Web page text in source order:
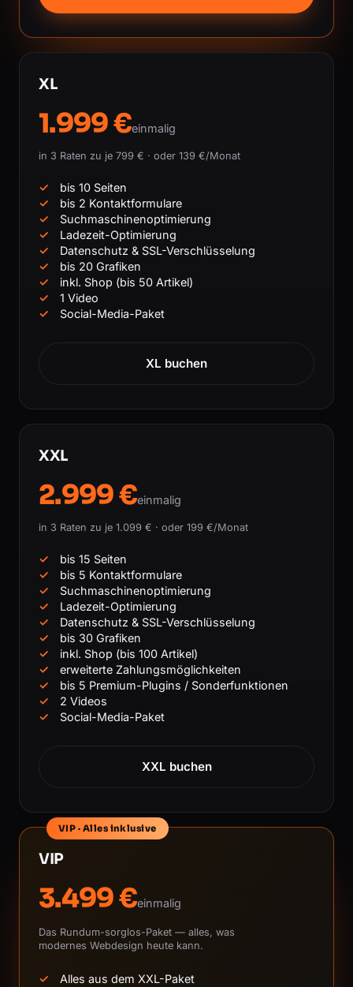
XL
1.999 €einmalig
in 3 Raten zu je 799 € · oder 139 €/Monat
bis 10 Seiten
bis 2 Kontaktformulare
Suchmaschinenoptimierung
Ladezeit-Optimierung
Datenschutz & SSL-Verschlüsselung
bis 20 Grafiken
inkl. Shop (bis 50 Artikel)
1 Video
Social-Media-Paket
XL buchen
XXL
2.999 €einmalig
in 3 Raten zu je 1.099 € · oder 199 €/Monat
bis 15 Seiten
bis 5 Kontaktformulare
Suchmaschinenoptimierung
Ladezeit-Optimierung
Datenschutz & SSL-Verschlüsselung
bis 30 Grafiken
inkl. Shop (bis 100 Artikel)
erweiterte Zahlungsmöglichkeiten
bis 5 Premium-Plugins / Sonderfunktionen
2 Videos
Social-Media-Paket
XXL buchen
VIP · Alles inklusive
VIP
3.499 €einmalig
Das Rundum-sorglos-Paket — alles, was
modernes Webdesign heute kann.
Alles aus dem XXL-Paket